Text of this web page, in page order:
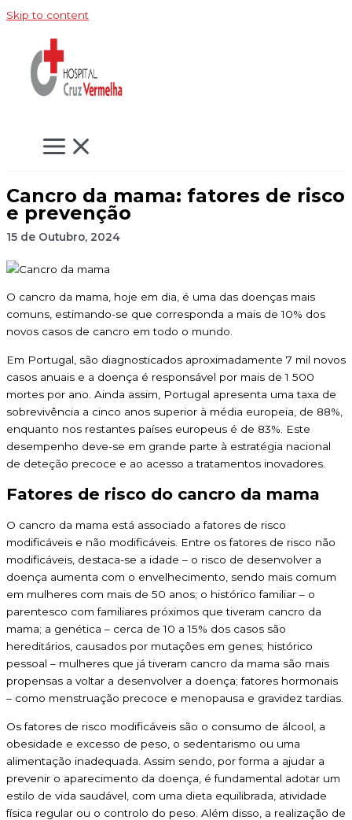
Skip to content
Cancro da mama: fatores de risco
e prevenção
15 de Outubro, 2024
O cancro da mama, hoje em dia, é uma das doenças mais
comuns, estimando-se que corresponda a mais de 10% dos
novos casos de cancro em todo o mundo.
Em Portugal, são diagnosticados aproximadamente 7 mil novos
casos anuais e a doença é responsável por mais de 1 500
mortes por ano. Ainda assim, Portugal apresenta uma taxa de
sobrevivência a cinco anos superior à média europeia, de 88%,
enquanto nos restantes países europeus é de 83%. Este
desempenho deve-se em grande parte à estratégia nacional
de deteção precoce e ao acesso a tratamentos inovadores.
Fatores de risco do cancro da mama
O cancro da mama está associado a fatores de risco
modificáveis e não modificáveis. Entre os fatores de risco não
modificáveis, destaca-se a idade – o risco de desenvolver a
doença aumenta com o envelhecimento, sendo mais comum
em mulheres com mais de 50 anos; o histórico familiar – o
parentesco com familiares próximos que tiveram cancro da
mama; a genética – cerca de 10 a 15% dos casos são
hereditários, causados por mutações em genes; histórico
pessoal – mulheres que já tiveram cancro da mama são mais
propensas a voltar a desenvolver a doença; fatores hormonais
– como menstruação precoce e menopausa e gravidez tardias.
Os fatores de risco modificáveis são o consumo de álcool, a
obesidade e excesso de peso, o sedentarismo ou uma
alimentação inadequada. Assim sendo, por forma a ajudar a
prevenir o aparecimento da doença, é fundamental adotar um
estilo de vida saudável, com uma dieta equilibrada, atividade
física regular ou o controlo do peso. Além disso, a realização de